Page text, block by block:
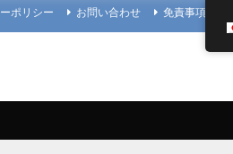
ポリシー お問い合わせ 免責事項